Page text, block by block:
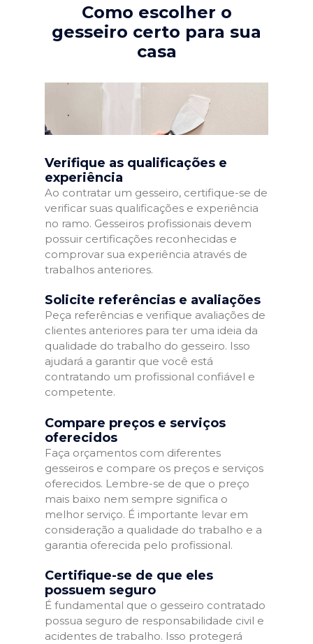
Como escolher o
gesseiro certo para sua
casa
Verifique as qualificações e
experiência
Ao contratar um gesseiro, certifique-se de
verificar suas qualificações e experiência
no ramo. Gesseiros profissionais devem
possuir certificações reconhecidas e
comprovar sua experiência através de
trabalhos anteriores.
Solicite referências e avaliações
Peça referências e verifique avaliações de
clientes anteriores para ter uma ideia da
qualidade do trabalho do gesseiro. Isso
ajudará a garantir que você está
contratando um profissional confiável e
competente.
Compare preços e serviços
oferecidos
Faça orçamentos com diferentes
gesseiros e compare os preços e serviços
oferecidos. Lembre-se de que o preço
mais baixo nem sempre significa o
melhor serviço. É importante levar em
consideração a qualidade do trabalho e a
garantia oferecida pelo profissional.
Certifique-se de que eles
possuem seguro
É fundamental que o gesseiro contratado
possua seguro de responsabilidade civil e
acidentes de trabalho. Isso protegerá